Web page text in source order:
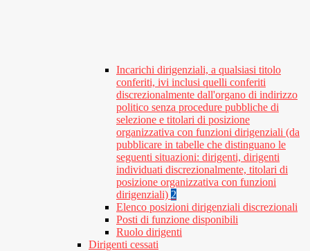
Incarichi dirigenziali, a qualsiasi titolo
conferiti, ivi inclusi quelli conferiti
discrezionalmente dall'organo di indirizzo
politico senza procedure pubbliche di
selezione e titolari di posizione
organizzativa con funzioni dirigenziali (da
pubblicare in tabelle che distinguano le
seguenti situazioni: dirigenti, dirigenti
individuati discrezionalmente, titolari di
posizione organizzativa con funzioni
dirigenziali) 2
Elenco posizioni dirigenziali discrezionali
Posti di funzione disponibili
Ruolo dirigenti
Dirigenti cessati